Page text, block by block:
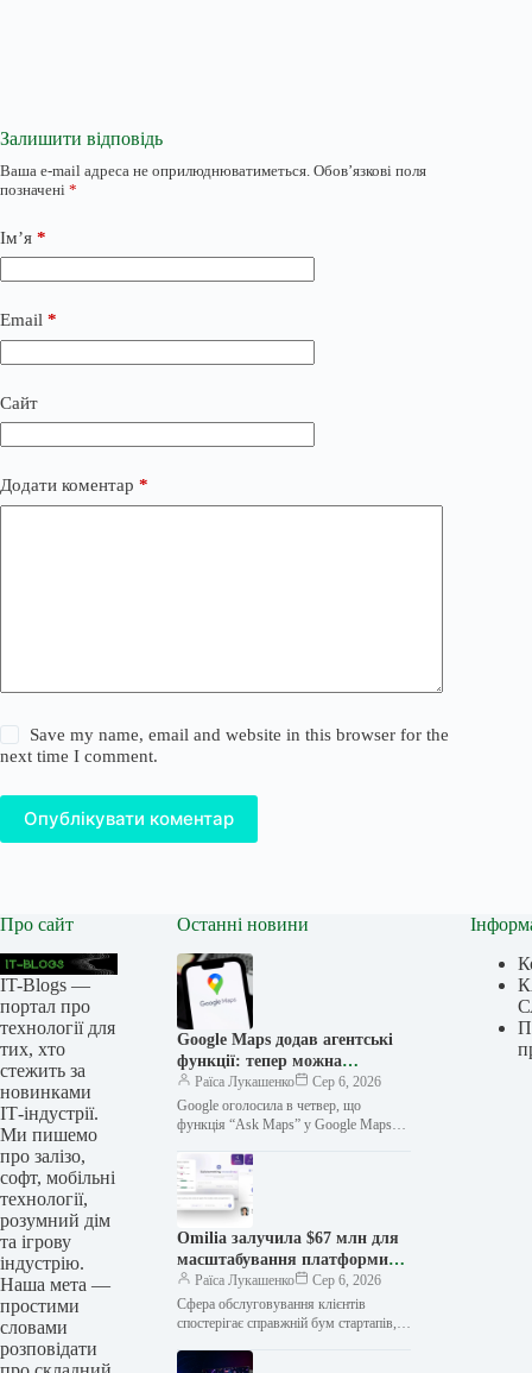
Залишити відповідь
Ваша e-mail адреса не оприлюднюватиметься. Обов’язкові поля
позначені *
Ім’я *
Email *
Сайт
Додати коментар *
Save my name, email and website in this browser for the
next time I comment.
Опублікувати коментар
Про сайт
IT-Blogs —
портал про
технології для
тих, хто
стежить за
новинками
ІТ-індустрії.
Ми пишемо
про залізо,
софт, мобільні
технології,
розумний дім
та ігрову
індустрію.
Наша мета —
простими
словами
розповідати
Останні новини
Google Maps додав агентські
функції: тепер можна
замовляти їжу та бронювати
готелі
Раїса Лукашенко
Сер 6, 2026
Google оголосила в четвер, що
функція “Ask Maps” у Google Maps
включно з можливістю замовляти їжу,
…
Omilia залучила $67 млн ​​для
масштабування платформи
клієнтської підтримки
Раїса Лукашенко
Сер 6, 2026
Сфера обслуговування клієнтів
спостерігає справжній бум стартапів,
намагаються впровадити штучний